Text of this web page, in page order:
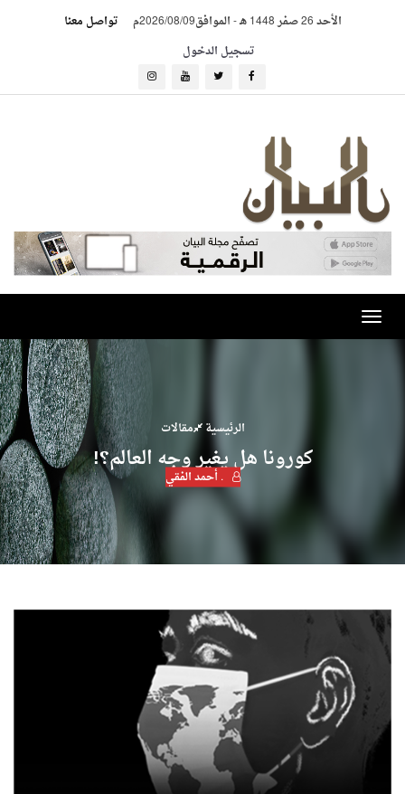
الأحد 26 صفر 1448 هـ -الموافق2026/08/09م
تواصل معنا
تسجيل الدخول
Toggle
navigation
الرئيسية مقالات
كورونا هل يغير وجه العالم؟!
. أحمد الفقي